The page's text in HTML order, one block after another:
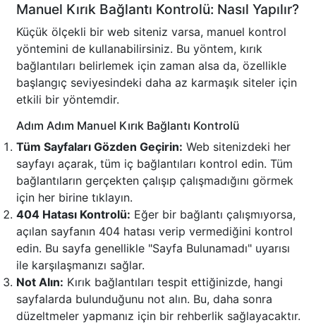
Manuel Kırık Bağlantı Kontrolü: Nasıl Yapılır?
Küçük ölçekli bir web siteniz varsa, manuel kontrol
yöntemini de kullanabilirsiniz. Bu yöntem, kırık
bağlantıları belirlemek için zaman alsa da, özellikle
başlangıç seviyesindeki daha az karmaşık siteler için
etkili bir yöntemdir.
Adım Adım Manuel Kırık Bağlantı Kontrolü
Tüm Sayfaları Gözden Geçirin: Web sitenizdeki her
sayfayı açarak, tüm iç bağlantıları kontrol edin. Tüm
bağlantıların gerçekten çalışıp çalışmadığını görmek
için her birine tıklayın.
404 Hatası Kontrolü: Eğer bir bağlantı çalışmıyorsa,
açılan sayfanın 404 hatası verip vermediğini kontrol
edin. Bu sayfa genellikle "Sayfa Bulunamadı" uyarısı
ile karşılaşmanızı sağlar.
Not Alın: Kırık bağlantıları tespit ettiğinizde, hangi
sayfalarda bulunduğunu not alın. Bu, daha sonra
düzeltmeler yapmanız için bir rehberlik sağlayacaktır.